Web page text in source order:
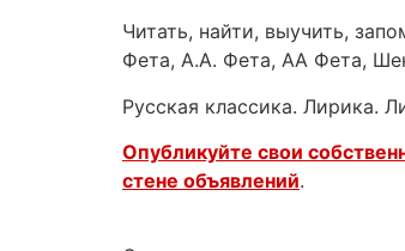
Читать, найти, выучить,
Фета, А.А. Фета, АА Фета,
Русская классика. Лирика.
Опубликуйте свои
стене объявлений.